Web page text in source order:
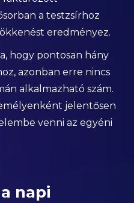
a testzsírhoz
eredményez.
hogy pontosan hány
azonban erre nincs
alkalmazható szám.
jelentősen
venni az egyéni
napi